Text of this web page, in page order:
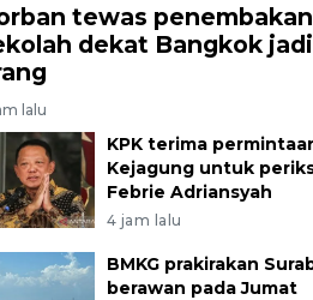
tewas penembakan
dekat Bangkok
lalu
KPK terima
Kejagung untuk
Febrie Adriansyah
4 jam lalu
BMKG prakirakan
berawan pada Jumat